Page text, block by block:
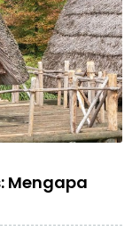
Mengapa